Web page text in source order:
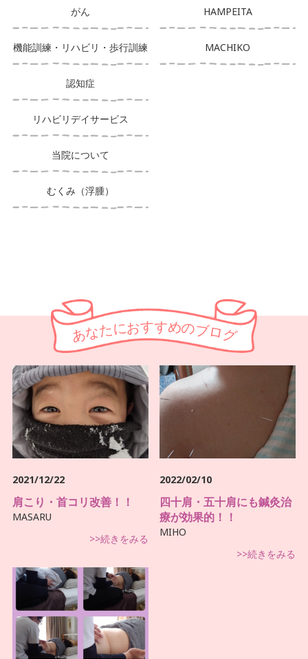
がん
機能訓練・リハビリ・歩行訓練
認知症
リハビリデイサービス
当院について
むくみ（浮腫）
HAMPEITA
MACHIKO
あなたにおすすめのブログ
2021/12/22
肩こり・首コリ改善！！
MASARU
>>続きをみる
2022/02/10
四十肩・五十肩にも鍼灸治
療が効果的！！
MIHO
>>続きをみる